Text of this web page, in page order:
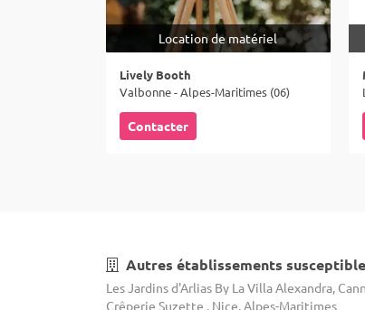
Location de matériel
Lively Booth
Valbonne - Alpes-Maritimes (06)
Contacter
Autres établissements
Crêperie Suzette , Nice, Alpes-Maritimes